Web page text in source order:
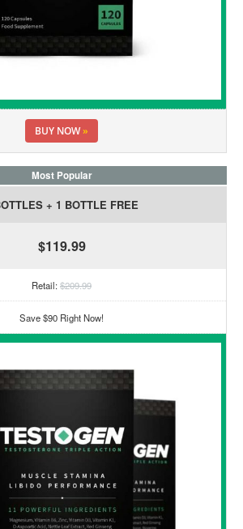
BUY NOW»
Most Popular
+ 1 BOTTLE FREE
$119.99
Retail:$209.99
Save $90 Right Now!